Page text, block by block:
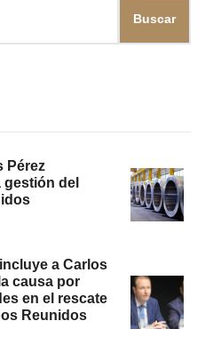
Pérez
gestión del
a Carlos
causa por
en el rescate
Reunidos